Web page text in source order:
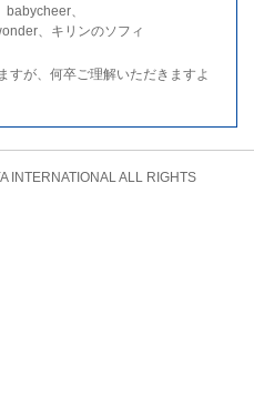
、
、キリンのソフィ
すが、何卒ご理解いただきますよ